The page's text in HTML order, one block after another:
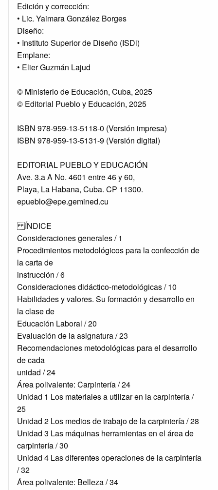
Edición y corrección:
• Lic. Yaimara González Borges
Diseño:
• Instituto Superior de Diseño (ISDi)
Emplane:
• Elier Guzmán Lajud
© Ministerio de Educación, Cuba, 2025
© Editorial Pueblo y Educación, 2025
ISBN 978-959-13-5118-0 (Versión impresa)
ISBN 978-959-13-5131-9 (Versión digital)
EDITORIAL PUEBLO Y EDUCACIÓN
Ave. 3.a A No. 4601 entre 46 y 60,
Playa, La Habana, Cuba. CP 11300.
epueblo@epe.gemined.cu
ÍNDICE
Consideraciones generales / 1
Procedimientos metodológicos para la confección de
la carta de
instrucción / 6
Consideraciones didáctico-metodológicas / 10
Habilidades y valores. Su formación y desarrollo en
la clase de
Educación Laboral / 20
Evaluación de la asignatura / 23
Recomendaciones metodológicas para el desarrollo
de cada
unidad / 24
Área polivalente: Carpintería / 24
Unidad 1 Los materiales a utilizar en la carpintería /
25
Unidad 2 Los medios de trabajo de la carpintería / 28
Unidad 3 Las máquinas herramientas en el área de
carpintería / 30
Unidad 4 Las diferentes operaciones de la carpintería
/ 32
Área polivalente: Belleza / 34